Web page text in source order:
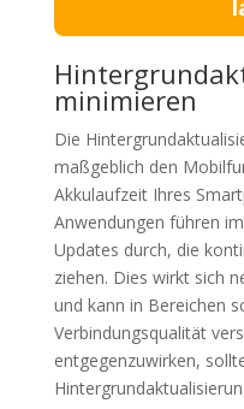
minimieren
Die
maßgeblich den
Akkulaufzeit Ihres
Anwendungen führen
Updates durch, die
ziehen. Dies wirkt sich
und kann in Bereichen
Verbindungsqualität
entgegenzuwirken,